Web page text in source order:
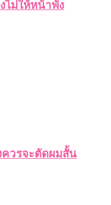
ไม่ให้หน้าพัง
วรจะตัดผมสั้น